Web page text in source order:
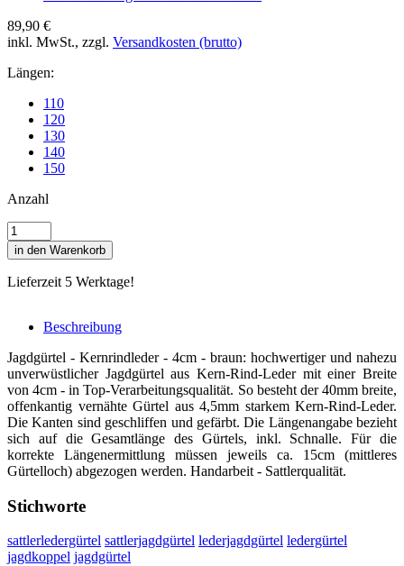
89,90 €
inkl. MwSt., zzgl. Versandkosten (brutto)
Längen:
110
120
130
140
150
Anzahl
in den Warenkorb
Lieferzeit 5 Werktage!
Beschreibung
Jagdgürtel - Kernrindleder - 4cm - braun: hochwertiger und nahezu
unverwüstlicher Jagdgürtel aus Kern-Rind-Leder mit einer Breite
von 4cm - in Top-Verarbeitungsqualität. So besteht der 40mm breite,
offenkantig vernähte Gürtel aus 4,5mm starkem Kern-Rind-Leder.
Die Kanten sind geschliffen und gefärbt. Die Längenangabe bezieht
sich auf die Gesamtlänge des Gürtels, inkl. Schnalle. Für die
korrekte Längenermittlung müssen jeweils ca. 15cm (mittleres
Gürtelloch) abgezogen werden. Handarbeit - Sattlerqualität.
Stichworte
sattlerledergürtel sattlerjagdgürtel lederjagdgürtel ledergürtel
jagdkoppel jagdgürtel